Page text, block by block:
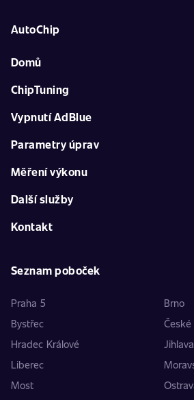
AutoChip
Domů
ChipTuning
Vypnutí AdBlue
Parametry úprav
Měření výkonu
Další služby
Kontakt
Seznam poboček
Praha 5
Brno
Bystřec
Hradec Králové
Jihlava
Liberec
Most